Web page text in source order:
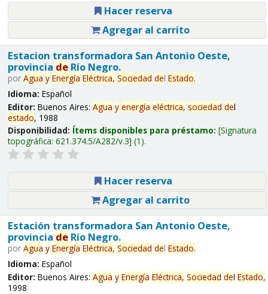
Hacer reserva
Agregar al carrito
Estacion transformadora San Antonio Oeste,
provincia deRío Negro.
por Agua y Energía Eléctrica, Sociedad del Estado.
Idioma: Español
Editor: Buenos Aires: Agua y energía eléctrica, sociedad del
estado, 1988
Disponibilidad: Ítems disponibles para préstamo: Signatura
topográfica: 621.374.5/A282/v.3 (1).
Hacer reserva
Agregar al carrito
Estación transformadora San Antonio Oeste,
provincia deRío Negro.
por Agua y Energía Eléctrica, Sociedad del Estado.
Idioma: Español
Editor: Buenos Aires: Agua y Energía Eléctrica, Sociedad del Estado,
1998